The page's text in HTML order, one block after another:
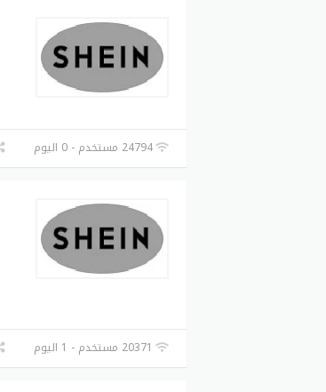
24794 مستخدم - 0 اليوم
20371 مستخدم - 1 اليوم